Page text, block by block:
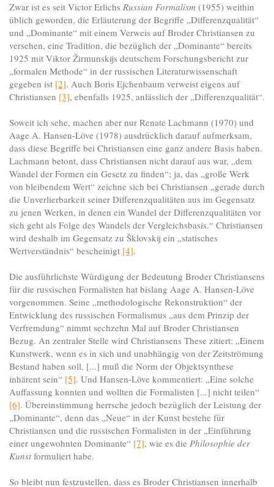
Zwar ist es seit Victor Erlichs Russian Formalism (1955) weithin
üblich geworden, die Erläuterung der Begriffe „Differenzqualität“
und „Dominante“ mit einem Verweis auf Broder Christiansen zu
versehen, eine Tradition, die bezüglich der „Dominante“ bereits
1925 mit Viktor Žirmunskijs deutschem Forschungsbericht zur
„formalen Methode“ in der russischen Literaturwissenschaft
gegeben ist [2]. Auch Boris Ejchenbaum verweist eigens auf
Christiansen [3], ebenfalls 1925, anlässlich der „Differenzqualität“.
Soweit ich sehe, machen aber nur Renate Lachmann (1970) und
Aage A. Hansen-Löve (1978) ausdrücklich darauf aufmerksam,
dass diese Begriffe bei Christiansen eine ganz andere Basis haben.
Lachmann betont, dass Christiansen nicht darauf aus war, „dem
Wandel der Formen ein Gesetz zu finden“; ja, das „große Werk
von bleibendem Wert“ zeichne sich bei Christiansen „gerade durch
die Unverlierbarkeit seiner Differenzqualitäten aus im Gegensatz
zu jenen Werken, in denen ein Wandel der Differenzqualitäten vor
sich geht als Folge des Wandels der Vergleichsbasis.“ Christiansen
wird deshalb im Gegensatz zu Šklovskij ein „statisches
Wertverständnis“ bescheinigt [4].
Die ausführlichste Würdigung der Bedeutung Broder Christiansens
für die russischen Formalisten hat bislang Aage A. Hansen-Löve
vorgenommen. Seine „methodologische Rekonstruktion“ der
Entwicklung des russischen Formalismus „aus dem Prinzip der
Verfremdung“ nimmt sechzehn Mal auf Broder Christiansen
Bezug. An zentraler Stelle wird Christiansens These zitiert: „Einem
Kunstwerk, wenn es in sich und unabhängig von der Zeitströmung
Bestand haben soll, [...] muß die Norm der Objektsynthese
inhärent sein“ [5]. Und Hansen-Löve kommentiert: „Eine solche
Auffassung konnten und wollten die Formalisten [...] nicht teilen“
[6]. Übereinstimmung herrsche jedoch bezüglich der Leistung der
„Dominante“, denn das „Neue“ in der Kunst bestehe für
Christiansen und die russischen Formalisten in der „Einführung
einer ungewohnten Dominante“ [7], wie es die Philosophie der
Kunstformuliert habe.
So bleibt nun festzustellen, dass es Broder Christiansen innerhalb